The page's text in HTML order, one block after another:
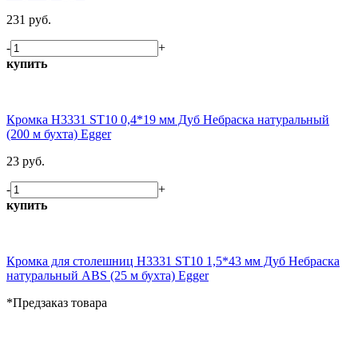
231 руб.
-
+
купить
Кромка H3331 ST10 0,4*19 мм Дуб Небраска натуральный
(200 м бухта) Egger
23 руб.
-
+
купить
Кромка для столешниц H3331 ST10 1,5*43 мм Дуб Небраска
натуральный ABS (25 м бухта) Egger
*Предзаказ товара